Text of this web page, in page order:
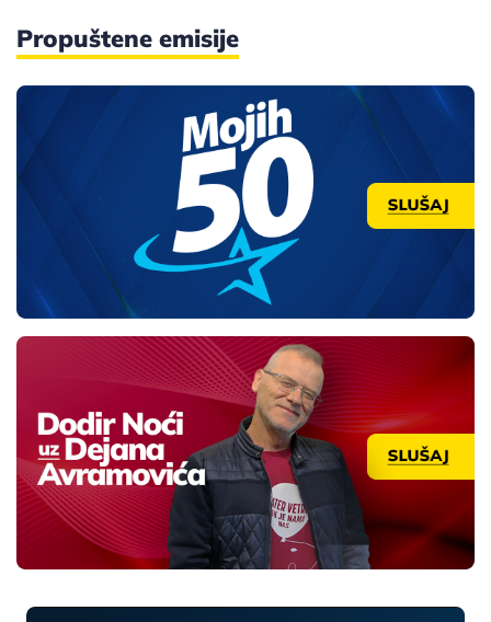
Propuštene emisije